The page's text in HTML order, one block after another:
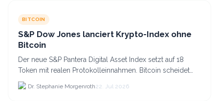
BITCOIN
S&P Dow Jones lanciert Krypto-Index ohne
Bitcoin
Der neue S&P Pantera Digital Asset Index setzt auf 18
Token mit realen Protokolleinnahmen. Bitcoin scheidet
aufgrund fehlender Erträge für Halter aus dem.
Dr. Stephanie Morgenroth22. Jul 2026